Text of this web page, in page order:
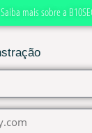
Saiba mais sobre a